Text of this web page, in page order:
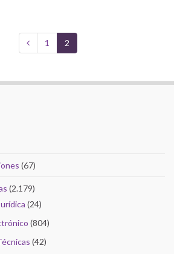
1 2
(67)
(2.179)
(24)
(804)
(42)